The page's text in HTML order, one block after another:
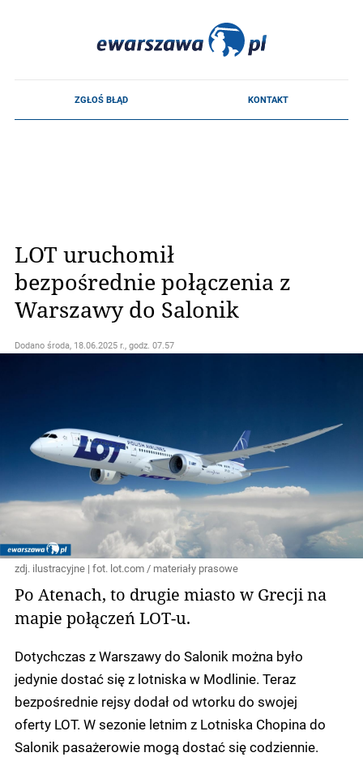
LOT uruchomił
bezpośrednie połączenia z
Warszawy do Salonik
Dodano środa, 18.06.2025 r., godz. 07.57
zdj. ilustracyjne | fot. lot.com / materiały prasowe
Po Atenach, to drugie miasto w Grecji na
mapie połączeń LOT-u.
Dotychczas z Warszawy do Salonik można było
jedynie dostać się z lotniska w Modlinie. Teraz
bezpośrednie rejsy dodał od wtorku do swojej
oferty LOT. W sezonie letnim z Lotniska Chopina do
Salonik pasażerowie mogą dostać się codziennie.